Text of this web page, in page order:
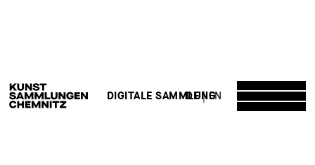
DE EN
DIGITALE SAMMLUNG